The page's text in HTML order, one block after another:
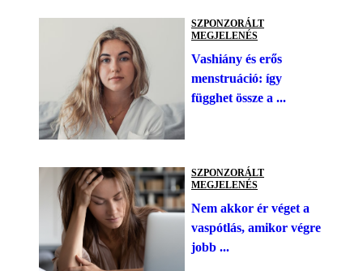
SZPONZORÁLT
MEGJELENÉS
Vashiány és erős
menstruáció: így
függhet össze a ...
SZPONZORÁLT
MEGJELENÉS
Nem akkor ér véget a
vaspótlás, amikor végre
jobb ...